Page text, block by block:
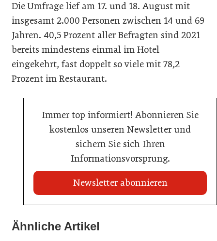
Die Umfrage lief am 17. und 18. August mit
insgesamt 2.000 Personen zwischen 14 und 69
Jahren. 40,5 Prozent aller Befragten sind 2021
bereits mindestens einmal im Hotel
eingekehrt, fast doppelt so viele mit 78,2
Prozent im Restaurant.
Immer top informiert! Abonnieren Sie
kostenlos unseren Newsletter und
sichern Sie sich Ihren
Informationsvorsprung.
Newsletter abonnieren
Ähnliche Artikel
War die Fußball-WM 2026 für Ihren Betrieb ein
21. Juli 2026
Stipendium für Nachwuchstalent in der Wiener